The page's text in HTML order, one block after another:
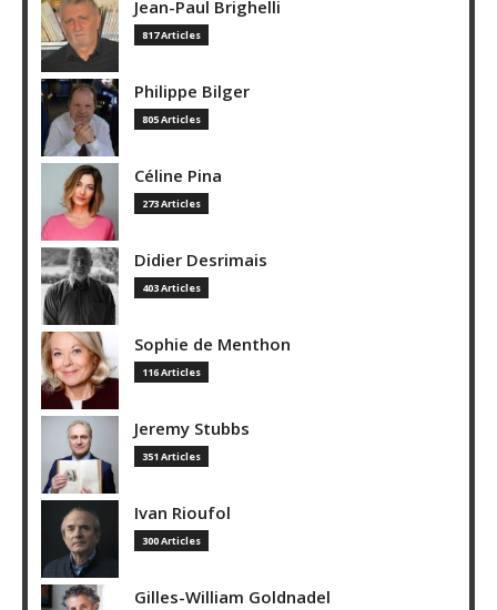
Jean-Paul Brighelli
817 Articles
Philippe Bilger
805 Articles
Céline Pina
273 Articles
Didier Desrimais
403 Articles
Sophie de Menthon
116 Articles
Jeremy Stubbs
351 Articles
Ivan Rioufol
300 Articles
Gilles-William Goldnadel